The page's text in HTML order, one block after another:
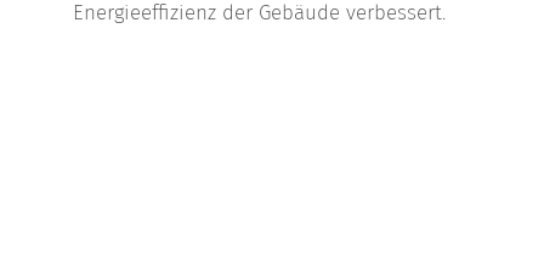
Energieeffizienz der Gebäude verbessert.